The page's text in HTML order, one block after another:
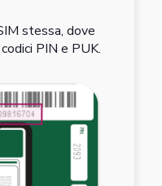
stessa, dove
PIN e PUK.